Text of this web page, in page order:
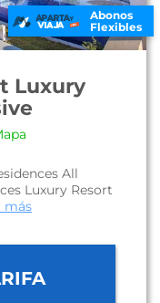
Abonos
Flexibles
Luxury
All
Luxury Resort
más